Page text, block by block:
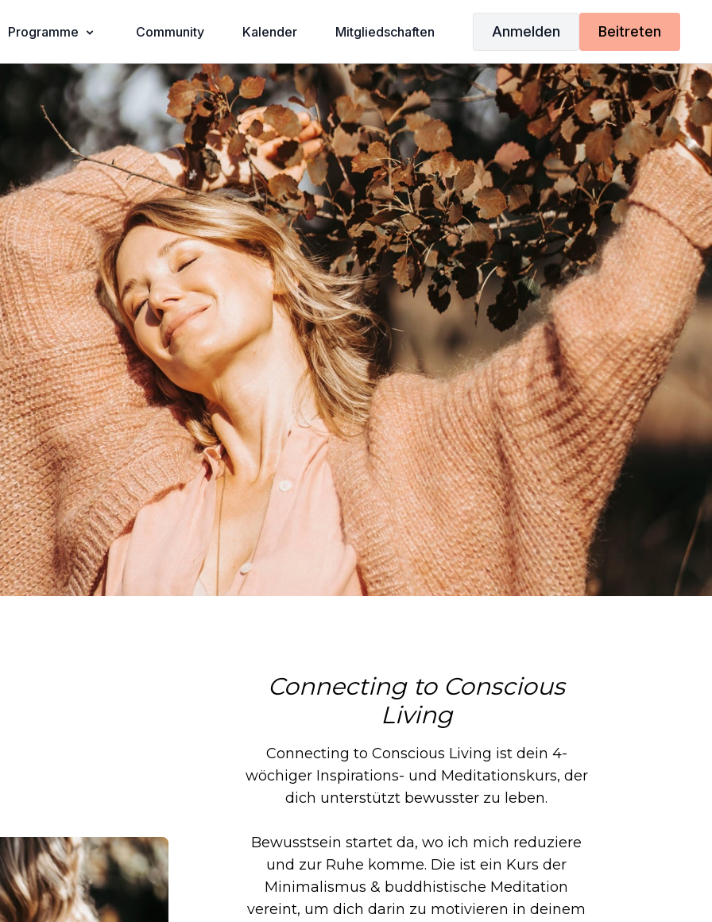
Programme Community Kalender Mitgliedschaften Anmelden Beitreten
Connecting to Conscious
Living
Connecting to Conscious Living ist dein 4-
wöchiger Inspirations- und Meditationskurs, der
dich unterstützt bewusster zu leben.
Bewusstsein startet da, wo ich mich reduziere
und zur Ruhe komme. Die ist ein Kurs der
Minimalismus & buddhistische Meditation
vereint, um dich darin zu motivieren in deinem